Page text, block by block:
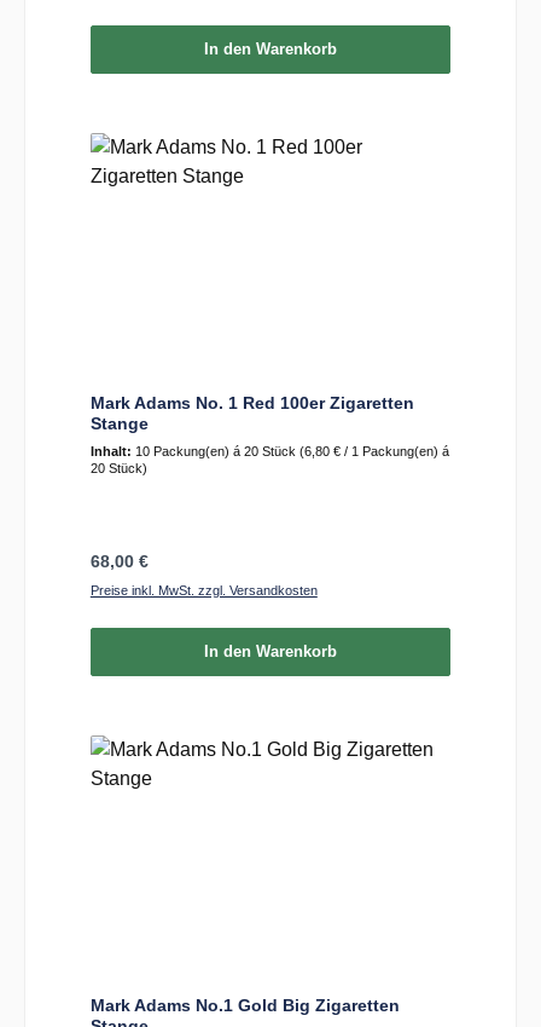
In den Warenkorb
Mark Adams No. 1 Red 100er Zigaretten
Stange
Inhalt: 10 Packung(en) á 20 Stück (6,80 € / 1 Packung(en) á
20 Stück)
Regulärer Preis:
68,00 €
Preise inkl. MwSt. zzgl. Versandkosten
In den Warenkorb
Mark Adams No.1 Gold Big Zigaretten